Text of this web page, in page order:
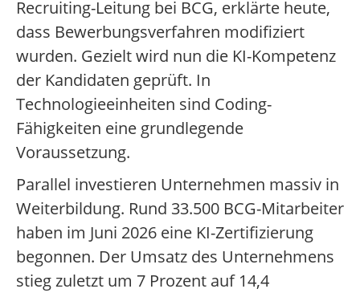
Recruiting-Leitung bei BCG, erklärte heute,
dass Bewerbungsverfahren modifiziert
wurden. Gezielt wird nun die KI-Kompetenz
der Kandidaten geprüft. In
Technologieeinheiten sind Coding-
Fähigkeiten eine grundlegende
Voraussetzung.
Parallel investieren Unternehmen massiv in
Weiterbildung. Rund 33.500 BCG-Mitarbeiter
haben im Juni 2026 eine KI-Zertifizierung
begonnen. Der Umsatz des Unternehmens
stieg zuletzt um 7 Prozent auf 14,4